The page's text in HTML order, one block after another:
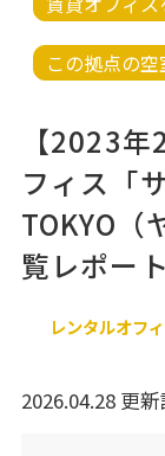
オフィス移
オフィス移
この拠点の
【2023
フィス「
TOKYO（
覧レポー
レンタルオフ
2026.04.28 更